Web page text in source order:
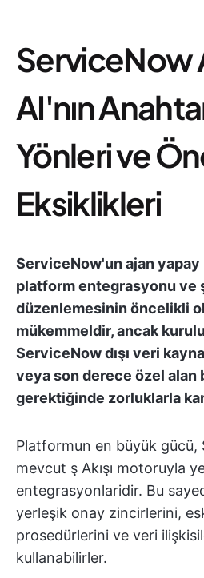
ServiceNow
AI'nın
Yönleri ve
Eksiklikleri
ServiceNow'un ajan yapay
platform entegrasyonu ve ş
düzenlemesinin öncelikli
mükemmeldir, ancak
ServiceNow dışı veri
veya son derece özel alan
gerektiğinde zorluklarla
Platformun en büyük gücü,
mevcut ş Akışı motoruyla
entegrasyonlaridir. Bu
yerleşik onay zincirlerini,
prosedürlerini ve veri
kullanabilirler.